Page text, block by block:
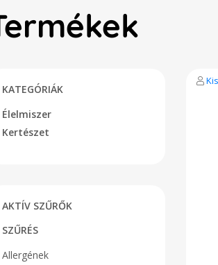
KATEGÓRIÁK
Élelmiszer
Kertészet
AKTÍV SZŰRŐK
SZŰRÉS
Allergének